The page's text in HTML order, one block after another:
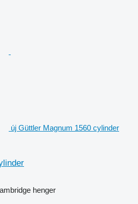
új Güttler Magnum 1560 cylinder
henger